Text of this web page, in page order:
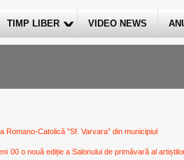
TIMP LIBER VIDEO NEWS
Romano-Catolică ”Sf. Varvara” din municipiul
00 o nouă ediție a Salonului de primăvară al